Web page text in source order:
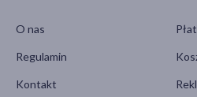
O nas
Regulamin
Kontakt